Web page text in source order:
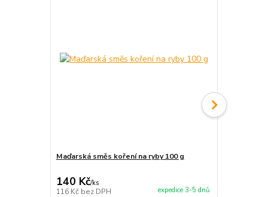
Maďarská směs koření na ryby 100 g
140 Kč/ks
116 Kč bez DPH expedice 3-5 dnů